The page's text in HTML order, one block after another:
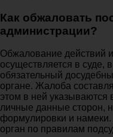
Как обжаловать
администрации?
Обжалование действий
осуществляется в суде,
обязательный
органе. Жалоба
этом в ней указываются
личные данные сторон,
формулировки и
орган по правилам